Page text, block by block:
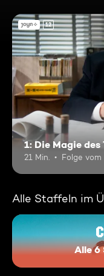
12
1: Die Magie des
21 Min. Folge vom
Alle Staffeln im
Alle 6